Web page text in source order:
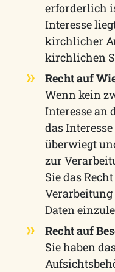
erforderlich
Interesse
kirchlicher
kirchlichen
Recht auf
Wenn kein
Interesse an
das
überwiegt
zur
Sie das
Daten
Recht auf
Sie haben